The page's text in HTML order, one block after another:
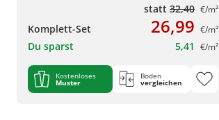
statt 32,40 €/m²
Komplett-Set 26,99 €/m²
Du sparst 5,41 €/m²
Kostenloses
Muster
Boden
vergleichen